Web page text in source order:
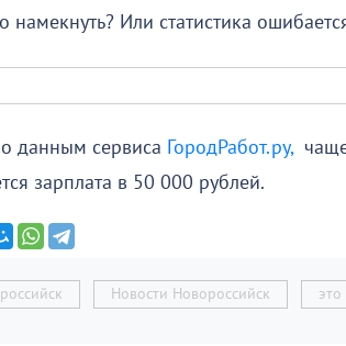
намекнуть? Или статистика
данным сервиса ГородРабот.ру,чаще
зарплата в 50 000 рублей.
Новости Новороссийск